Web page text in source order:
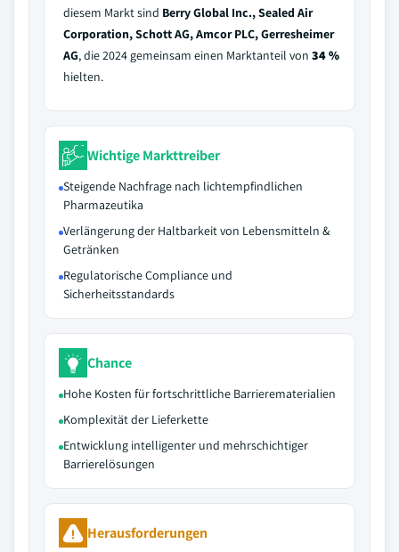
diesem Markt sind Berry Global Inc., Sealed Air
Corporation, Schott AG, Amcor PLC, Gerresheimer
AG, die 2024 gemeinsam einen Marktanteil von 34 %
hielten.
Wichtige Markttreiber
Steigende Nachfrage nach lichtempfindlichen
Pharmazeutika
Verlängerung der Haltbarkeit von Lebensmitteln &
Getränken
Regulatorische Compliance und
Sicherheitsstandards
Chance
Hohe Kosten für fortschrittliche Barrierematerialien
Komplexität der Lieferkette
Entwicklung intelligenter und mehrschichtiger
Barrierelösungen
Herausforderungen